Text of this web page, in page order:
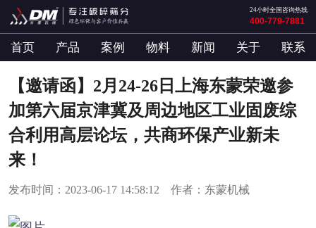
24小时全国咨询热线
400-779-7881
首页 产品 案例 物料 新闻 关于 联系
【邀请函】2月24-26日上海东蒙荣邀参
加第六届京津冀及周边地区工业固废综
合利用高层论坛，共商环保产业新未
来！
发布时间：2023-06-17 14:58:12 作者：东蒙机械